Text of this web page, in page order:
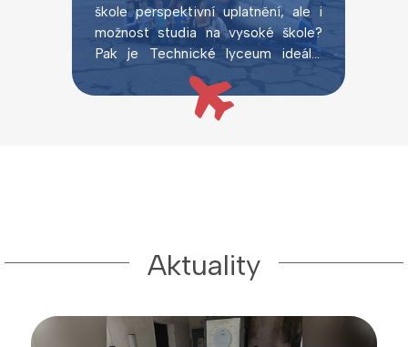
škole perspektivní uplatnění, ale i
možnost studia na vysoké škole?
Pak je Technické lyceum ideální
Aktuality